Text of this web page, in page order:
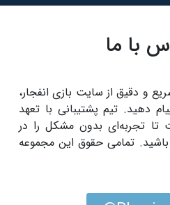
با ما
و دقیق از سایت بازی انفجار،
دهید. تیم پشتیبانی با تعهد
تجربه‌ای بدون مشکل را در
تمامی حقوق این مجموعه